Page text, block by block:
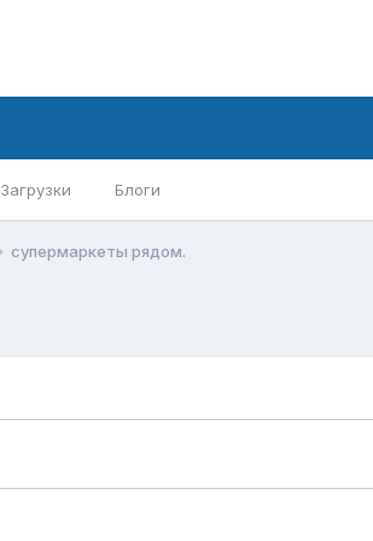
Загрузки Блоги
супермаркеты рядом.